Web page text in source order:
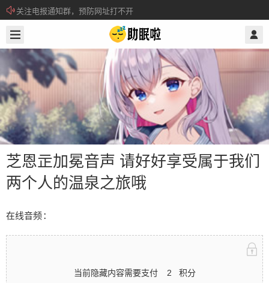
关注电报通知群，预防网址打不开
所有注册用户记得每日来签到领取积分。
芝恩㱏加冕音声 请好好享受属于我们
两个人的温泉之旅哦
在线音频：
当前隐藏内容需要支付 2 积分
@ 助眠啦
两个人的温泉之旅哦
人支付 登录立刻注册 本站致力于推荐国内外优秀助